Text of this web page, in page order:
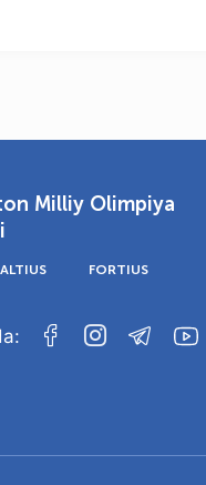
Milliy Olimpiya
ALTIUS FORTIUS